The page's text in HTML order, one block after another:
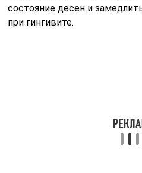
состояние десен и
при гингивите.